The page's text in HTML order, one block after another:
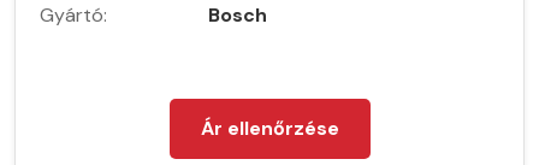
Gyártó:
Bosch
Ár ellenőrzése